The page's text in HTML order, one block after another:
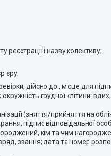
реєстрації і назву колективу;
єру:
дійсно до:, місце для
окружність грудної клітини:
(зняття/прийняття на
підпис відповідальної
кім та чим
звання; дата та номер